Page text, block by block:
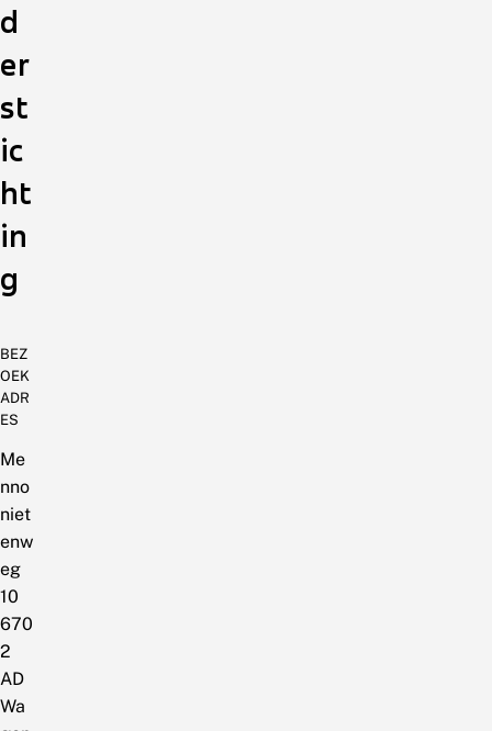
d
er
st
ic
ht
in
g
BEZ
OEK
ADR
ES
Me
nno
niet
enw
eg
10
670
2
AD
Wa